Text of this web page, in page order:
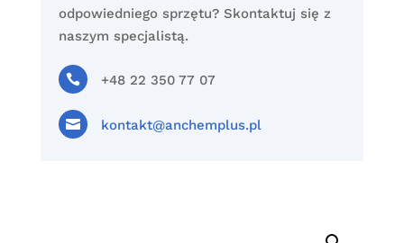
odpowiedniego sprzętu? Skontaktuj się z
naszym specjalistą.
 +48 22 350 77 07
 kontakt@anchemplus.pl